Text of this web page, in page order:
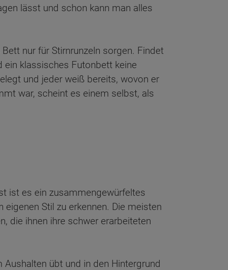
lässt und schon kann man alles
nur für Stirnrunzeln sorgen. Findet
ein klassisches Futonbett keine
und jeder weiß bereits, wovon er
war, scheint es einem selbst, als
ist es ein zusammengewürfeltes
Stil zu erkennen. Die meisten
die ihnen ihre schwer erarbeiteten
übt und in den Hintergrund